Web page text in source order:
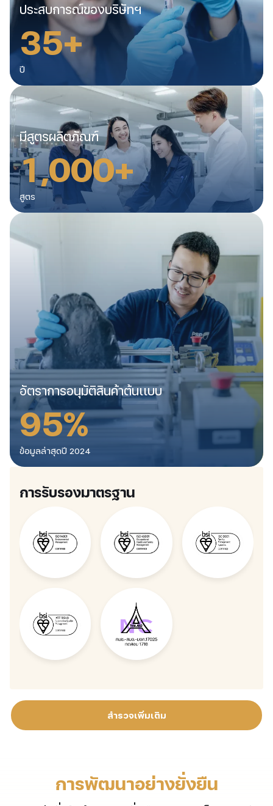
ประสบการณ์ของบริษัทฯ
3
3
2
6
4
7
2
8
2
5
6
8
1
4
0
7
0
3
5
7
3
0
2
4
7
5
2
8
4
2
6
6
0
8
5
+
ปี
มีสูตรผลิตภัณฑ์
1
3
6
1
8
4
0
6
6
0
0
3
6
7
0
8
,0
3
7
8
3
0
0
6
4
1
0
8
0
6
6
6
0
3
7
8
0
0
4
8
1
6
6
0
6
3
0
0
6
0
0
7
3
4
0
6
3
6
0
8
+
สูตร
อัตราการอนุมัติสินค้าต้นเเบบ
9
5
3
2
5
2
8
4
2
5
5
4
0
2
5
5
8
0
4
2
%
ข้อมูลล่าสุดปี 2024
การรับรองมาตรฐาน
สำรวจเพิ่มเติม
การพัฒนาอย่างยั่งยืน